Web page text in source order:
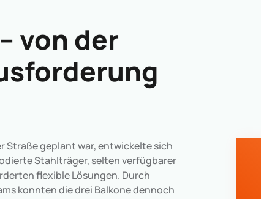
von der
Straße geplant war, entwickelte sich
Stahlträger, selten verfügbarer
flexible Lösungen. Durch
konnten die drei Balkone dennoch